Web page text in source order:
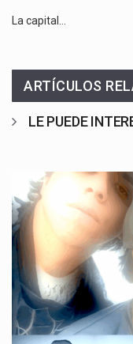
La capital…
ARTÍCULOS
LE PUEDE